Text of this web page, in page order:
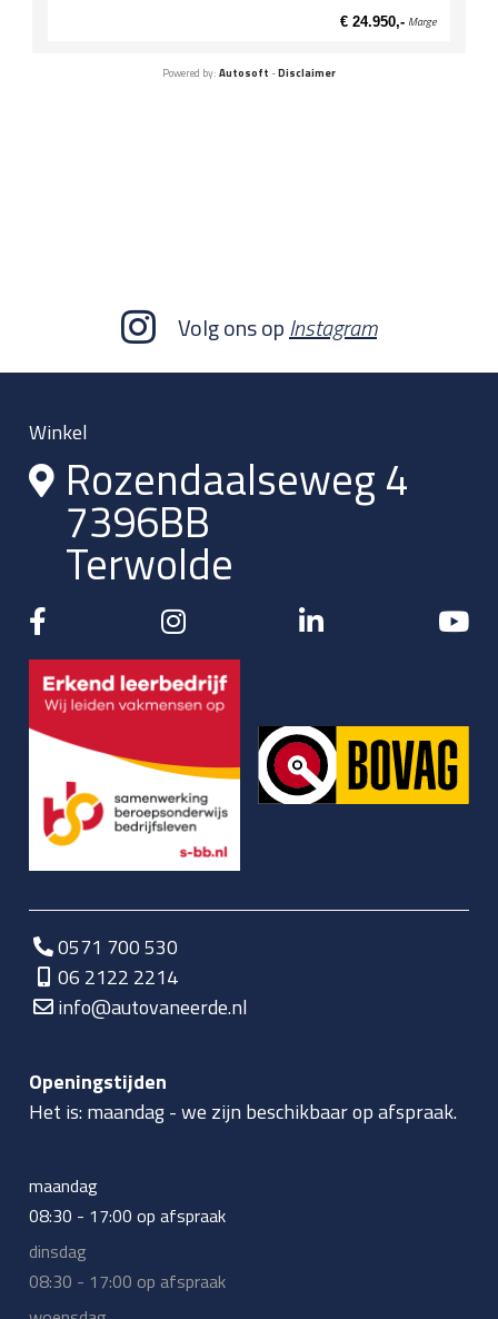
€ 24.950,- Marge
Powered by: Autosoft -Disclaimer
Volg ons opInstagram
Winkel
Rozendaalseweg 4
7396BB
Terwolde
0571 700 530
06 2122 2214
info@autovaneerde.nl
Openingstijden
Het is:maandag-we zijn beschikbaar op afspraak.
maandag
08:30 - 17:00 op afspraak
dinsdag
08:30 - 17:00 op afspraak